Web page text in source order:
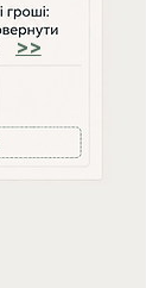
>>